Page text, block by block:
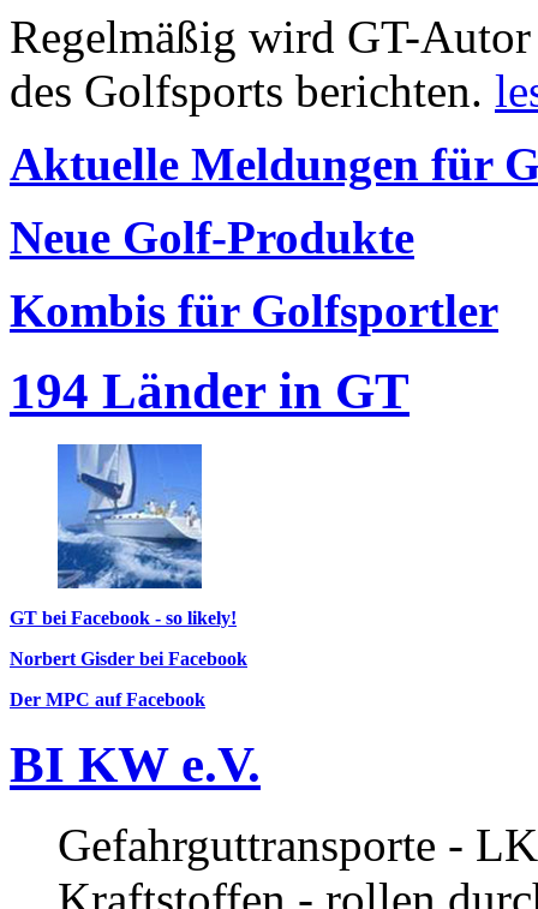
Regelmäßig wird GT-
des Golfsports berichten.
Aktuelle Meldungen für
Neue Golf-Produkte
Kombis für Golfsportler
194 Länder in GT
GT bei Facebook - so likely!
Norbert Gisder bei Facebook
Der MPC auf Facebook
BI KW e.V.
Gefahrguttransporte -
Kraftstoffen - rollen